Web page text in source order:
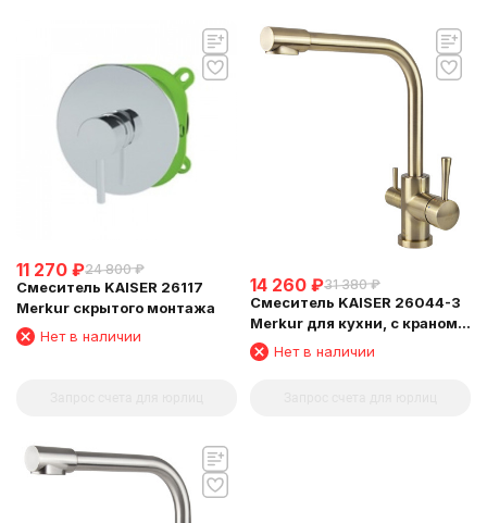
11 270 ₽24 800 ₽
Смеситель KAISER 26117
Merkur скрытого монтажа
Нет в наличии
14 260 ₽31 380 ₽
Смеситель KAISER 26044-3
Merkur для кухни, с краном
для питьевой воды,
бронзовый
Нет в наличии